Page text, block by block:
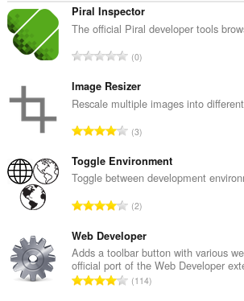
Piral Inspector
The official Piral developer tools
रे
ग
की
ल
ख्या
:
0
Image Resizer
Rescale multiple images into
रे
ग
की
ल
ख्या
:
3
Toggle Environment
Toggle between development
रे
ग
की
कु
ल
2
Web Developer
Adds a toolbar button with various
official port of the Web Developer
रे 114